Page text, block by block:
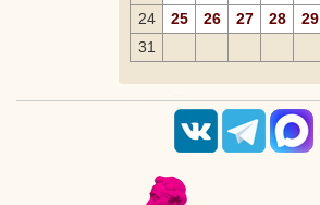
24
25 26 27 28 29
31